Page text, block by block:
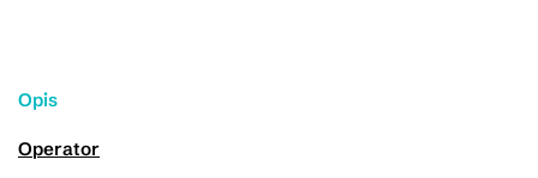
Opis
Operator